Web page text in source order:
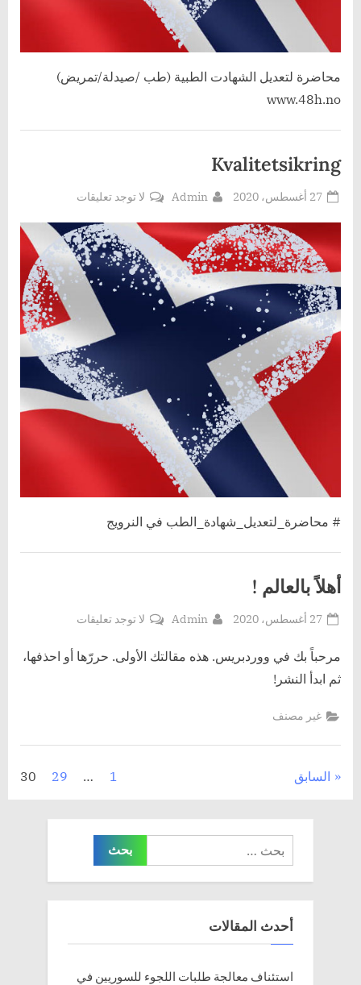
محاضرة لتعديل الشهادت الطبية (طب /صيدلة/تمريض)
www.48h.no
Kvalitetsikring
Posted
27 أغسطس، 2020 By
Admin لا توجد تعليقاتعلى
# محاضرة_لتعديل_شهادة_الطب في النرويج
أهلاً بالعالم !
Posted
27 أغسطس، 2020 By
Admin لا توجد تعليقاتعلى
بالعالم
مرحباً بك في ووردبريس. هذه مقالتك الأولى. حررّها أو احذفها،
ثم ابدأ النشر!
غير مصنف
تعدد
المقالات
السابق 1
…
29
30
البحث
عن:
أحدث المقالات
استئناف معالجة طلبات اللجوء للسوريين في